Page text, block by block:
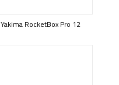
Yakima RocketBox Pro 12